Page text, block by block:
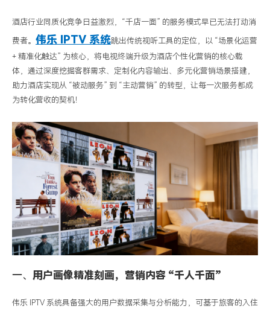
局，
酒店行业同质化竞争日益激烈， “千店一面” 的服务模式早已无法打动消
费者。 伟乐 IPTV 系统跳出传统视听工具的定位，以 “场景化运营
+ 精准化触达” 为核心，将电视终端升级为酒店个性化营销的核心载
体，通过深度挖掘客群需求、定制化内容输出、多元化营销场景搭建，
助力酒店实现从 “被动服务” 到 “主动营销” 的转型，让每一次服务都成
为转化营收的契机！
一、 用户画像精准刻画，营销内容 “千人千面”
伟乐 IPTV 系统具备强大的用户数据采集与分析能力，可基于旅客的入住